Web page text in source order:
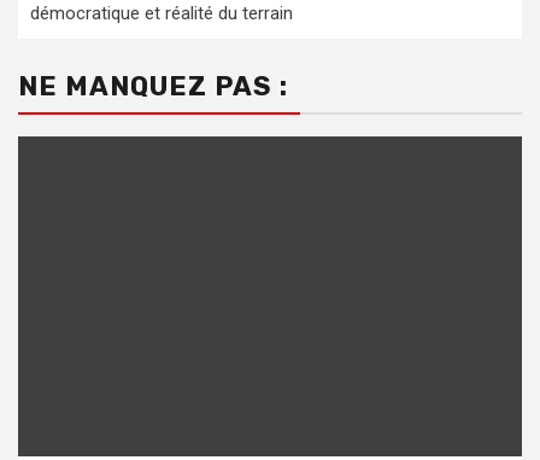
démocratique et réalité du terrain
NE MANQUEZ PAS :